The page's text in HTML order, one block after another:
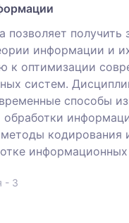
позволяет получить
информации и
к оптимизации
систем.
способы
обработки
кодирования
- 3